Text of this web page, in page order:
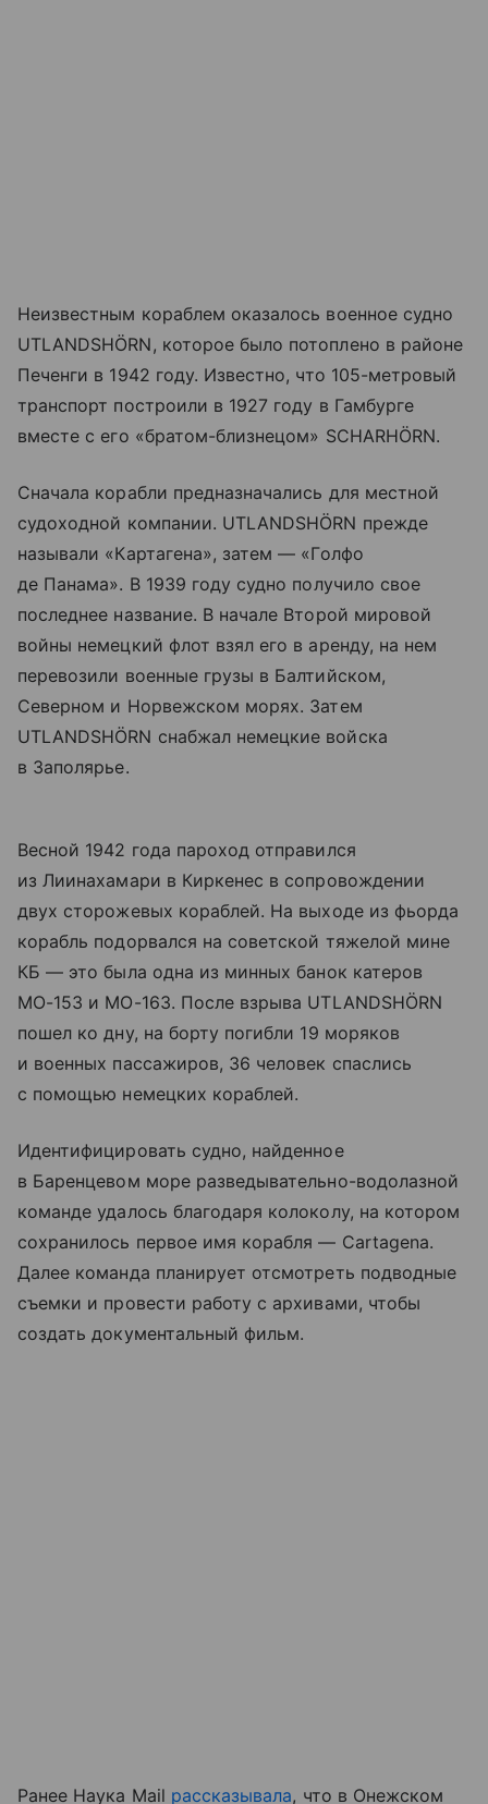
Неизвестным кораблем оказалось военное судно
UTLANDSHÖRN, которое было потоплено в районе
Печенги в 1942 году. Известно, что 105-метровый
транспорт построили в 1927 году в Гамбурге
вместе с его «братом-близнецом» SCHARHÖRN.
Сначала корабли предназначались для местной
судоходной компании. UTLANDSHÖRN прежде
называли «Картагена», затем — «Голфо
де Панама». В 1939 году судно получило свое
последнее название. В начале Второй мировой
войны немецкий флот взял его в аренду, на нем
перевозили военные грузы в Балтийском,
Северном и Норвежском морях. Затем
UTLANDSHÖRN снабжал немецкие войска
в Заполярье.
Весной 1942 года пароход отправился
из Лиинахамари в Киркенес в сопровождении
двух сторожевых кораблей. На выходе из фьорда
корабль подорвался на советской тяжелой мине
КБ — это была одна из минных банок катеров
МО-153 и МО-163. После взрыва UTLANDSHÖRN
пошел ко дну, на борту погибли 19 моряков
и военных пассажиров, 36 человек спаслись
с помощью немецких кораблей.
Идентифицировать судно, найденное
в Баренцевом море разведывательно-водолазной
команде удалось благодаря колоколу, на котором
сохранилось первое имя корабля — Cartagena.
Далее команда планирует отсмотреть подводные
съемки и провести работу с архивами, чтобы
создать документальный фильм.
Ранее Наука Mail рассказывала, что в Онежском